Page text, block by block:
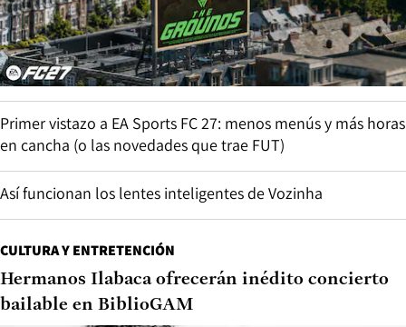
Primer vistazo a EA Sports FC 27: menos menús y más horas
en cancha (o las novedades que trae FUT)
Así funcionan los lentes inteligentes de Vozinha
CULTURA Y ENTRETENCIÓN
Hermanos Ilabaca ofrecerán inédito concierto
bailable en BiblioGAM